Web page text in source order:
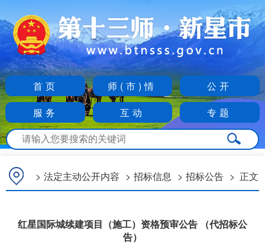
首页 师(市)情
公开
服务
互动 专题
> 法定主动公开内容 > 招标信息 > 招标公告 > 正文
红星国际城续建项目（施工）资格预审公告 （代招标公
告）